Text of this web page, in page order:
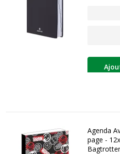
Agenda
page -
Bagtrotter